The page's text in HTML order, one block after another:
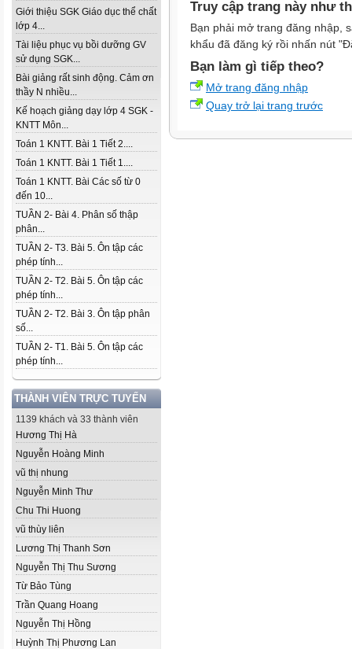
Giới thiệu SGK Giáo dục thể chất
lớp 4...
Tài liệu phục vụ bồi dưỡng GV
sử dụng SGK...
Bài giảng rất sinh động. Cảm ơn
thầy N nhiều...
Kế hoạch giảng dạy lớp 4 SGK -
KNTT Môn...
Toán 1 KNTT. Bài 1 Tiết 2....
Toán 1 KNTT. Bài 1 Tiết 1....
Toán 1 KNTT. Bài Các số từ 0
đến 10...
TUẦN 2- Bài 4. Phân số thập
phân...
TUẦN 2- T3. Bài 5. Ôn tập các
phép tính...
TUẦN 2- T2. Bài 5. Ôn tập các
phép tính...
TUẦN 2- T2. Bài 3. Ôn tập phân
số...
TUẦN 2- T1. Bài 5. Ôn tập các
phép tính...
THÀNH VIÊN TRỰC TUYẾN
1139 khách và 33 thành viên
Hương Thị Hà
Nguyễn Hoàng Minh
vũ thị nhung
Nguyễn Minh Thư
Chu Thi Huong
vũ thùy liên
Lương Thị Thanh Sơn
Nguyễn Thị Thu Sương
Từ Bảo Tùng
Trần Quang Hoang
Nguyễn Thị Hồng
Huỳnh Thị Phương Lan
Truy cập trang này như
Bạn phải mở trang đăng nhập,
khẩu đã đăng ký rồi nhấn nút
Bạn làm gì tiếp theo?
Mở trang đăng nhập
Quay trở lại trang trước